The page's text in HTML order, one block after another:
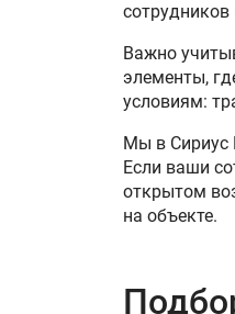
Важно
элементы,
условиям:
Мы в Сириус
Если ваши
открытом
на объекте.